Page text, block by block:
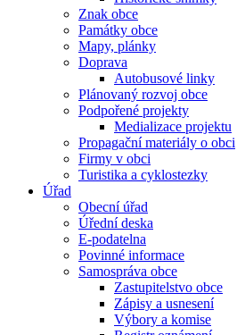
Znak obce
Památky obce
Mapy, plánky
Doprava
Autobusové linky
Plánovaný rozvoj obce
Podpořené projekty
Medializace projektu
Propagační materiály o obci
Firmy v obci
Turistika a cyklostezky
Úřad
Obecní úřad
Úřední deska
E-podatelna
Povinné informace
Samospráva obce
Zastupitelstvo obce
Zápisy a usnesení
Výbory a komise